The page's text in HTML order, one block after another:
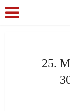
25.